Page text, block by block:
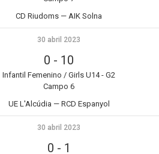
CD Riudoms — AIK Solna
30 abril 2023
0 - 10
Infantil Femenino / Girls U14 - G2
Campo 6
UE L'Alcúdia — RCD Espanyol
30 abril 2023
0 - 1